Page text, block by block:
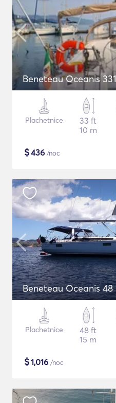
Beneteau Oceanis 331
Plachetnice
33 ft
10 m
$436 /noc
Beneteau Oceanis 48
Plachetnice
48 ft
15 m
$1,016 /noc